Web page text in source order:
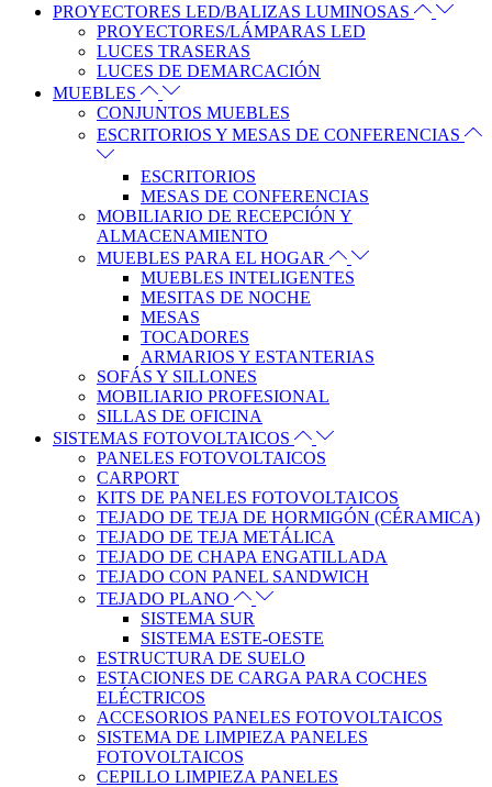
PROYECTORES LED/BALIZAS LUMINOSAS
PROYECTORES/LÁMPARAS LED
LUCES TRASERAS
LUCES DE DEMARCACIÓN
MUEBLES
CONJUNTOS MUEBLES
ESCRITORIOS Y MESAS DE CONFERENCIAS
ESCRITORIOS
MESAS DE CONFERENCIAS
MOBILIARIO DE RECEPCIÓN Y
ALMACENAMIENTO
MUEBLES PARA EL HOGAR
MUEBLES INTELIGENTES
MESITAS DE NOCHE
MESAS
TOCADORES
ARMARIOS Y ESTANTERIAS
SOFÁS Y SILLONES
MOBILIARIO PROFESIONAL
SILLAS DE OFICINA
SISTEMAS FOTOVOLTAICOS
PANELES FOTOVOLTAICOS
CARPORT
KITS DE PANELES FOTOVOLTAICOS
TEJADO DE TEJA DE HORMIGÓN (CÉRAMICA)
TEJADO DE TEJA METÁLICA
TEJADO DE CHAPA ENGATILLADA
TEJADO CON PANEL SANDWICH
TEJADO PLANO
SISTEMA SUR
SISTEMA ESTE-OESTE
ESTRUCTURA DE SUELO
ESTACIONES DE CARGA PARA COCHES
ELÉCTRICOS
ACCESORIOS PANELES FOTOVOLTAICOS
SISTEMA DE LIMPIEZA PANELES
FOTOVOLTAICOS
CEPILLO LIMPIEZA PANELES